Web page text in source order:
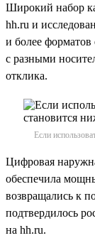
Широкий набор
hh.ru и
и более форматов
с разными
отклика.
Если
Цифровая
обеспечила
возвращались к
подтвердилось
на hh.ru.